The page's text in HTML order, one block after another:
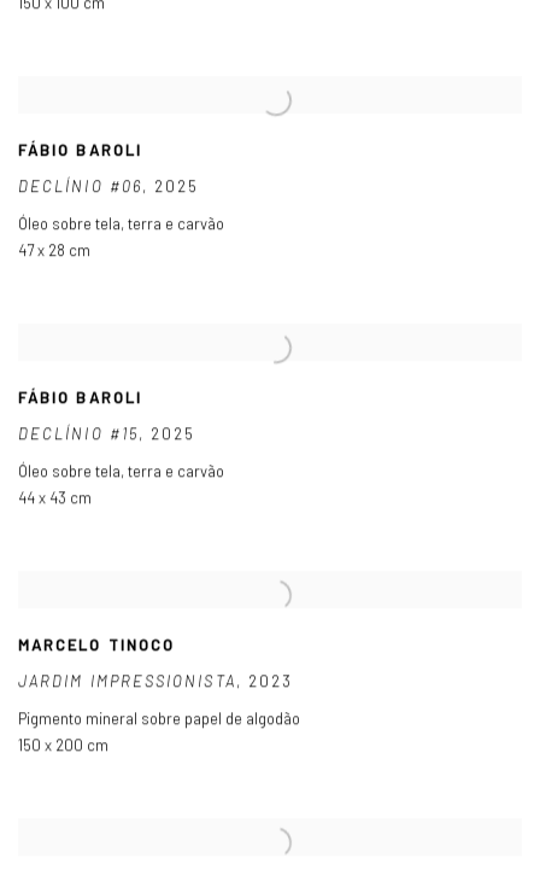
FÁBIO BAROLI
DECLÍNIO #06, 2025
Óleo sobre tela, terra e carvão
47 x 28 cm
FÁBIO BAROLI
DECLÍNIO #15, 2025
Óleo sobre tela, terra e carvão
44 x 43 cm
MARCELO TINOCO
JARDIM IMPRESSIONISTA, 2023
Pigmento mineral sobre papel de algodão
150 x 200 cm